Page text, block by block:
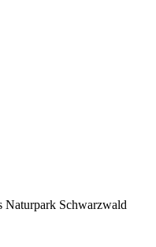
Naturpark Schwarzwald